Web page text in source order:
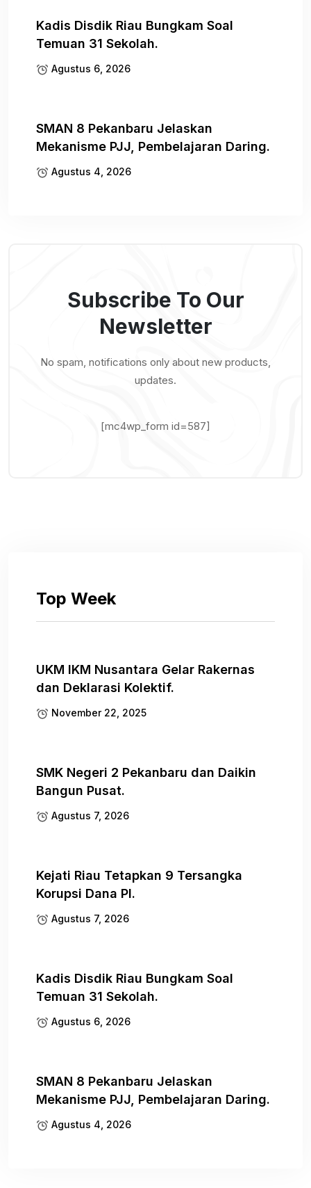
Kadis Disdik Riau Bungkam Soal
Temuan 31 Sekolah.
Agustus 6, 2026
SMAN 8 Pekanbaru Jelaskan
Mekanisme PJJ, Pembelajaran Daring.
Agustus 4, 2026
Subscribe To Our
Newsletter
No spam, notifications only about new products,
updates.
[mc4wp_form id=587]
Top Week
UKM IKM Nusantara Gelar Rakernas
dan Deklarasi Kolektif.
November 22, 2025
SMK Negeri 2 Pekanbaru dan Daikin
Bangun Pusat.
Agustus 7, 2026
Kejati Riau Tetapkan 9 Tersangka
Korupsi Dana PI.
Agustus 7, 2026
Kadis Disdik Riau Bungkam Soal
Temuan 31 Sekolah.
Agustus 6, 2026
SMAN 8 Pekanbaru Jelaskan
Mekanisme PJJ, Pembelajaran Daring.
Agustus 4, 2026